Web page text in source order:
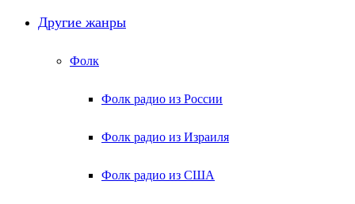
Другие жанры
Фолк
Фолк радио из России
Фолк радио из Израиля
Фолк радио из США